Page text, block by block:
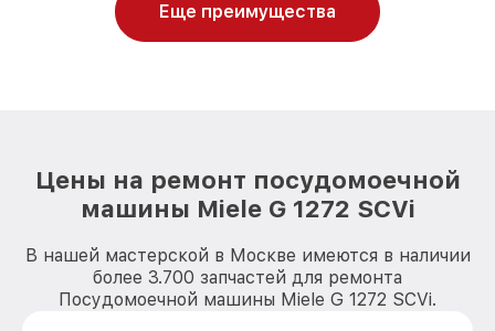
Еще преимущества
Цены на ремонт посудомоечной
машины Miele G 1272 SCVi
В нашей мастерской в Москве имеются в наличии
более 3.700 запчастей для ремонта
Посудомоечной машины Miele G 1272 SCVi.